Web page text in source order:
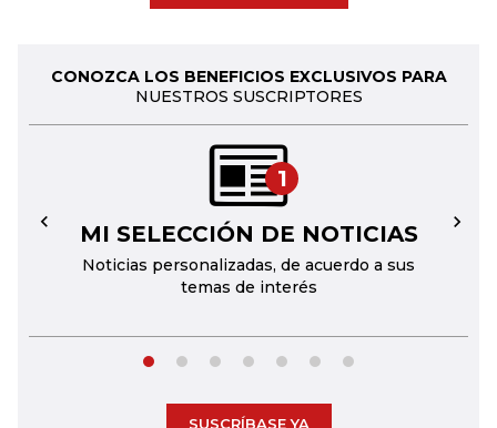
CONOZCA LOS BENEFICIOS EXCLUSIVOS PARA
NUESTROS SUSCRIPTORES
1
MI SELECCIÓN DE NOTICIAS
Noticias personalizadas, de acuerdo a sus
temas de interés
← →
SUSCRÍBASE YA